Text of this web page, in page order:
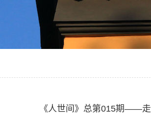
《人世间》总第015期——